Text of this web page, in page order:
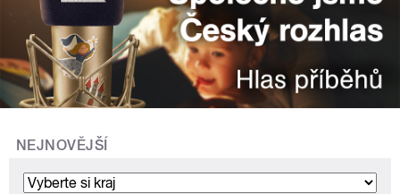
NEJNOVĚJŠÍ